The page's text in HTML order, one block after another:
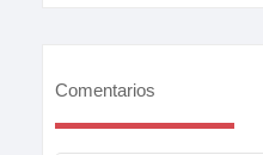
Comentarios